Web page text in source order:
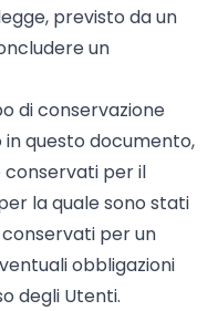
previsto da un
un
di conservazione
questo documento,
per il
la quale sono stati
per un
obbligazioni
degli Utenti.